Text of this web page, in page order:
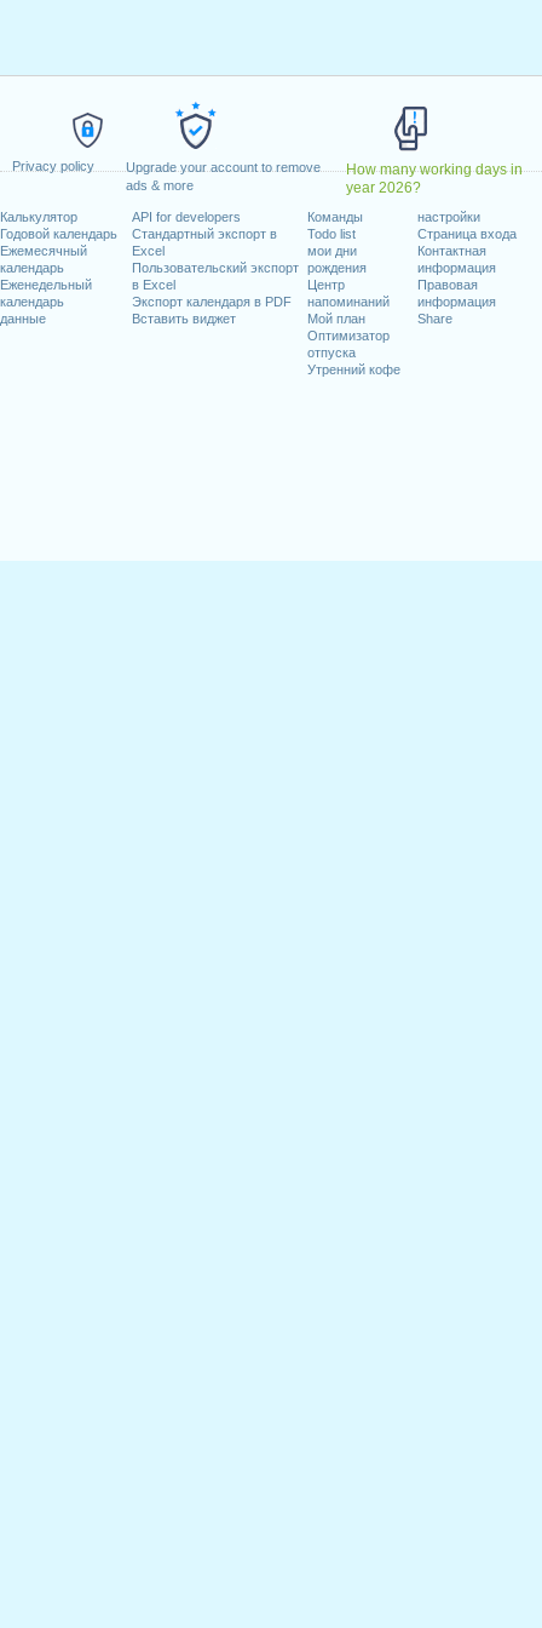
Privacy policy
Upgrade your account to remove
ads & more
How many working days in
year 2026?
Калькулятор
Годовой календарь
Ежемесячный
календарь
Еженедельный
календарь
данные
API for developers
Стандартный экспорт в
Excel
Пользовательский экспорт
в Excel
Экспорт календаря в PDF
Вставить виджет
Команды
Todo list
мои дни
рождения
Центр
напоминаний
Мой план
Оптимизатор
отпуска
Утренний кофе
настройки
Страница входа
Контактная
информация
Правовая
информация
Share
13 апрель, 2020
май, 2020
1 июнь, 2020
на выходные
август, 2020
2020